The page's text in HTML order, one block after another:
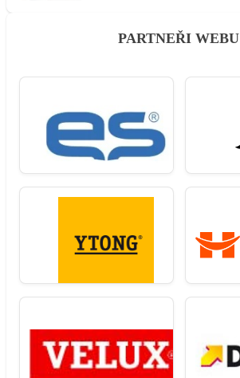
PARTNEŘI WEBU